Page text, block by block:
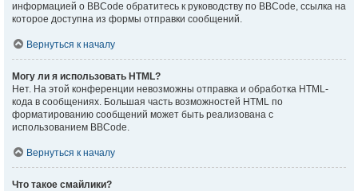
информацией о BBCode обратитесь к руководству по BBCode, ссылка на
которое доступна из формы отправки сообщений.
Вернуться к началу
Могу ли я использовать HTML?
Нет. На этой конференции невозможны отправка и обработка HTML-
кода в сообщениях. Большая часть возможностей HTML по
форматированию сообщений может быть реализована с
использованием BBCode.
Вернуться к началу
Что такое смайлики?